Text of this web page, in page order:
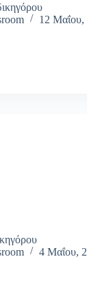
12 Μαΐου,
4 Μαΐου,